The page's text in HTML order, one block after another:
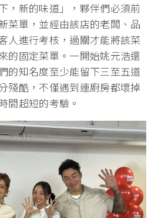
，新的味道」，夥伴們必須前
菜單，並經由該店的老闆、品
人進行考核，過關才能將該菜
的固定菜單。一開始姚元浩還
的知名度至少能留下三至五道
殘酷，不僅遇到連廚房都壞掉
間超短的考驗。